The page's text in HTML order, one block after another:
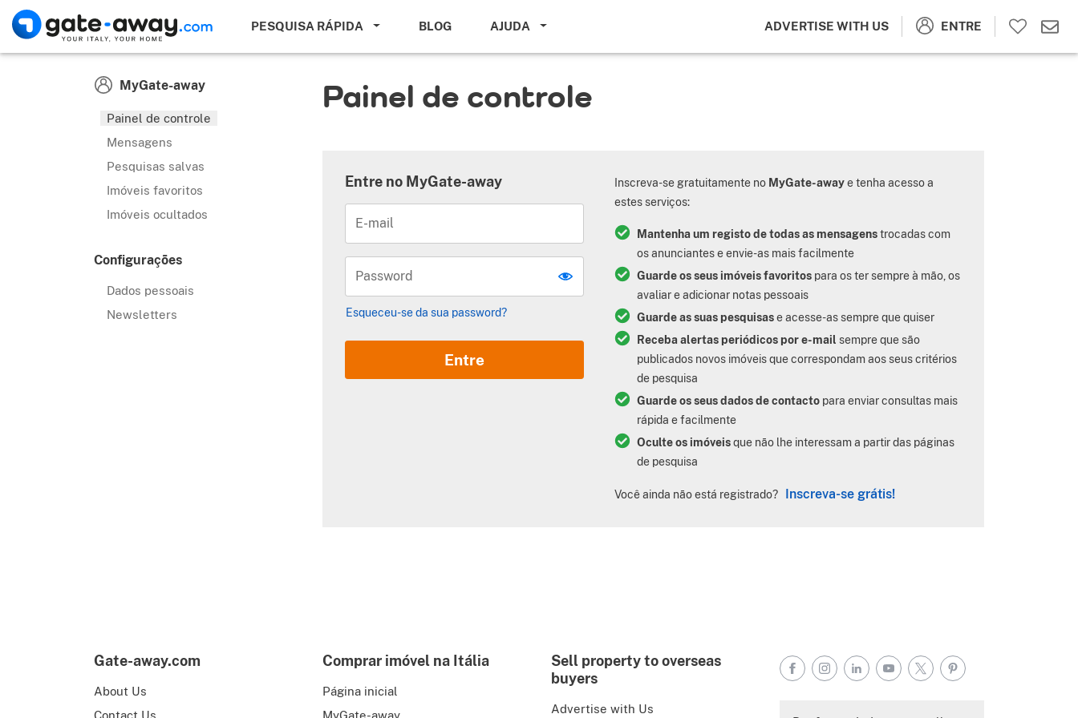
PESQUISA RÁPIDA BLOG AJUDA ADVERTISE WITH US ENTRE
MyGate-away
Painel de controle
Mensagens
Pesquisas salvas
Imóveis favoritos
Imóveis ocultados
Configurações
Dados pessoais
Newsletters
Painel de controle
Entre no MyGate-away
E-mail
Password
Esqueceu-se da sua password?
Entre
Inscreva-se gratuitamente no MyGate-awaye tenha acesso a
estes serviços:
Mantenha um registo de todas as mensagenstrocadas com
os anunciantes e envie-as mais facilmente
Guarde os seus imóveis favoritos para os ter sempre à mão, os
avaliar e adicionar notas pessoais
Guarde as suas pesquisase acesse-as sempre que quiser
Receba alertas periódicos por e-mail sempre que são
publicados novos imóveis que correspondam aos seus critérios
de pesquisa
Guarde os seus dados de contacto para enviar consultas mais
rápida e facilmente
Oculte os imóveisque não lhe interessam a partir das páginas
de pesquisa
Você ainda não está registrado? Inscreva-se grátis!
Gate-away.com
About Us
Contact Us
Comprar imóvel na Itália
Página inicial
MyGate-away
Sell property to overseas
buyers
Advertise with Us
FacebookInstagramLinkedInYouTube
X Pinterest